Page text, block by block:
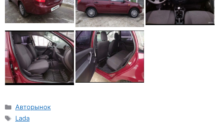
Рубрики
Авторынок
Метки
Lada